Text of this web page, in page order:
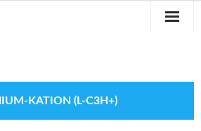
KATION (L-C3H+)